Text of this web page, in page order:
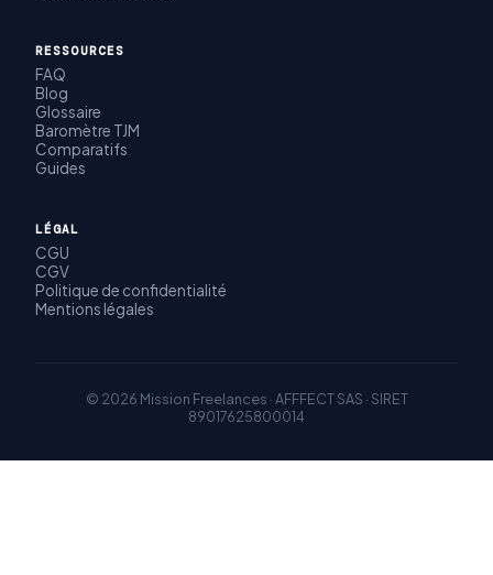
RESSOURCES
FAQ
Blog
Glossaire
Baromètre TJM
Comparatifs
Guides
LÉGAL
CGU
CGV
Politique de confidentialité
Mentions légales
© 2026 Mission Freelances · AFFFECT SAS · SIRET
89017625800014